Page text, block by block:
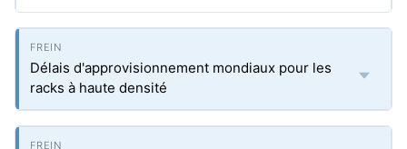
Délais d'approvisionnement mondiaux pour les
racks à haute densité